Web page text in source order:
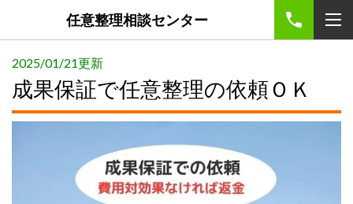
任意整理相談センター
2025/01/21更新
成果保証で任意整理の依頼ＯＫ